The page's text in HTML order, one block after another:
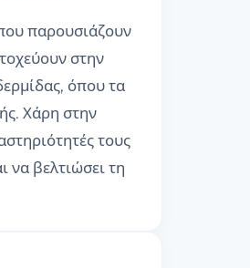
παρουσιάζουν
στην
όπου τα
Χάρη στην
τους
να βελτιώσει τη